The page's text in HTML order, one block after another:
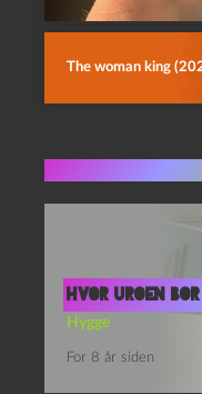
The woman king
Hvor uroen bor
Hygge
For 8 år siden